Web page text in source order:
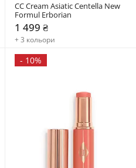
CC Cream Asiatic Centella New
Formul Erborian
1 499 ₴
+ 3 кольори
- 10%